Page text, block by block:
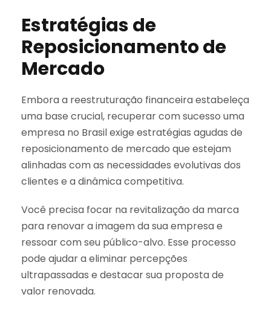
Estratégias de
Reposicionamento de
Mercado
Embora a reestruturação financeira estabeleça
uma base crucial, recuperar com sucesso uma
empresa no Brasil exige estratégias agudas de
reposicionamento de mercado que estejam
alinhadas com as necessidades evolutivas dos
clientes e a dinâmica competitiva.
Você precisa focar na revitalização da marca
para renovar a imagem da sua empresa e
ressoar com seu público-alvo. Esse processo
pode ajudar a eliminar percepções
ultrapassadas e destacar sua proposta de
valor renovada.